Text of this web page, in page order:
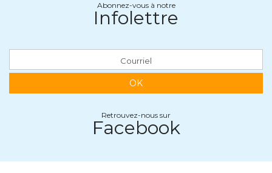
Abonnez-vous à notre
Infolettre
OK
Retrouvez-nous sur
Facebook